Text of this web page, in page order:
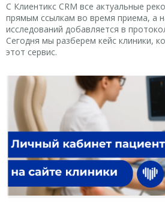
С Клиентикс CRM все актуальные
прямым ссылкам во время приема, а
исследований добавляется в
Сегодня мы разберем кейс клиники,
этот сервис.